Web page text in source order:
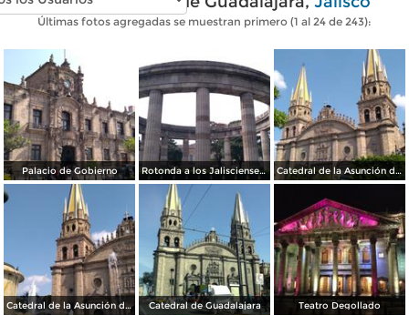
Últimas fotos agregadas se muestran primero (1 al 24 de 243):
Palacio de Gobierno Rotonda a los Jaliscienses Ilustres Catedral de la Asunción de María Santísima
Catedral de la Asunción de María Santísima Catedral de Guadalajara Teatro Degollado